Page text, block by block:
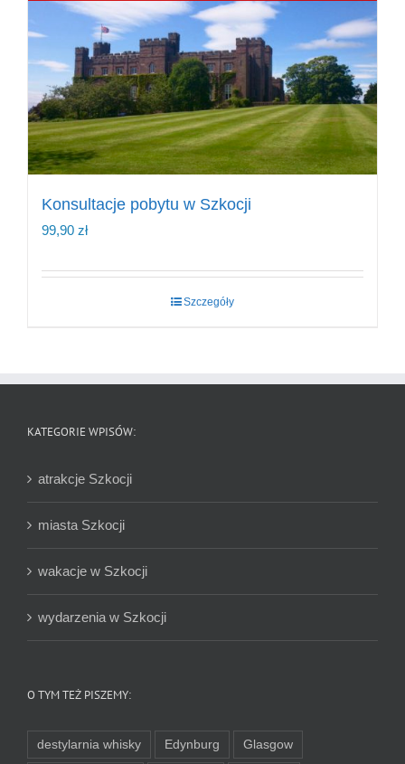
Konsultacje pobytu w Szkocji
99,90 zł
Szczegóły
KATEGORIE WPISÓW:
atrakcje Szkocji
miasta Szkocji
wakacje w Szkocji
wydarzenia w Szkocji
O TYM TEŻ PISZEMY:
destylarnia whisky Edynburg Glasgow